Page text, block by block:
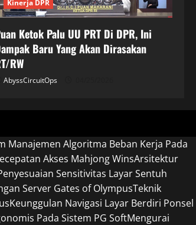
Kinerja DPR
Ketok Palu UU PRT Di DPR, Ini
Baru Yang Akan Dirasakan
RW
AbyssCircuitOps
Manajemen Algoritma Beban Kerja Pada
Akses Mahjong WinsArsitektur
Sensitivitas Layar Sentuh
Server Gates of OlympusTeknik
Keunggulan Navigasi Layar Berdiri Ponsel
Pada Sistem PG SoftMengurai